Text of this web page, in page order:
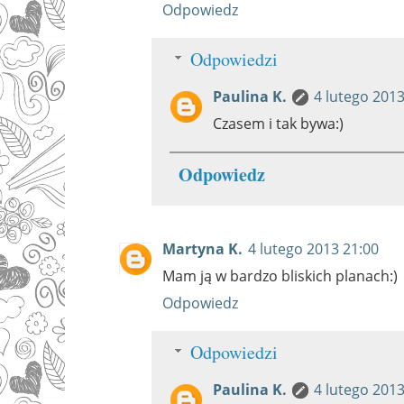
Odpowiedz
Odpowiedzi
Paulina K.
4 lutego
Czasem i tak bywa:)
Odpowiedz
Martyna K. 4 lutego 2013 21:00
Mam ją w bardzo bliskich planach:)
Odpowiedz
Odpowiedzi
Paulina K.
4 lutego